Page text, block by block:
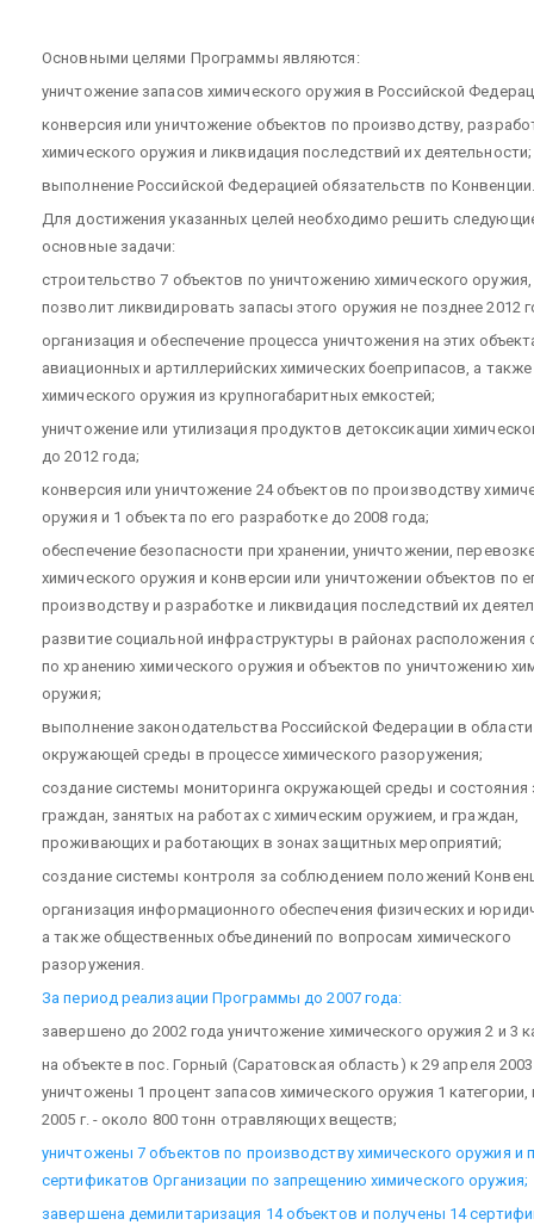
Основными целями Программы являются:
уничтожение запасов химического оружия в Российской
конверсия или уничтожение объектов по производству,
химического оружия и ликвидация последствий их деятельности;
выполнение Российской Федерацией обязательств по Конвенции.
Для достижения указанных целей необходимо решить
основные задачи:
строительство 7 объектов по уничтожению химического
позволит ликвидировать запасы этого оружия не позднее 2012
организация и обеспечение процесса уничтожения на этих
авиационных и артиллерийских химических боеприпасов, а также
химического оружия из крупногабаритных емкостей;
уничтожение или утилизация продуктов детоксикации
до 2012 года;
конверсия или уничтожение 24 объектов по производству
оружия и 1 объекта по его разработке до 2008 года;
обеспечение безопасности при хранении, уничтожении,
химического оружия и конверсии или уничтожении объектов по
производству и разработке и ликвидация последствий их
развитие социальной инфраструктуры в районах расположения
по хранению химического оружия и объектов по уничтожению
оружия;
выполнение законодательства Российской Федерации в
окружающей среды в процессе химического разоружения;
создание системы мониторинга окружающей среды и состояния
граждан, занятых на работах с химическим оружием, и граждан,
проживающих и работающих в зонах защитных мероприятий;
создание системы контроля за соблюдением положений
организация информационного обеспечения физических и
а также общественных объединений по вопросам химического
разоружения.
За период реализации Программы до 2007 года:
завершено до 2002 года уничтожение химического оружия 2 и 3
на объекте в пос. Горный (Саратовская область) к 29 апреля 2003
уничтожены 1 процент запасов химического оружия 1 категории,
2005 г. - около 800 тонн отравляющих веществ;
уничтожены 7 объектов по производству химического оружия и
сертификатов Организации по запрещению химического оружия;
завершена демилитаризация 14 объектов и получены 14